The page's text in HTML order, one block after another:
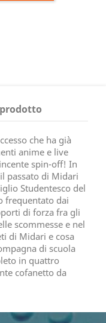
che ha già
anime e live
spin-off! In
passato di Midari
Studentesco del
frequentato dai
di forza fra gli
scommesse e nel
di Midari e cosa
di scuola
in quattro
cofanetto da